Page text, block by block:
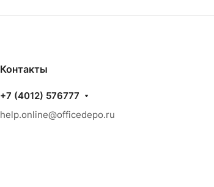
Контакты
+7 (4012) 576777
help.online@officedepo.ru